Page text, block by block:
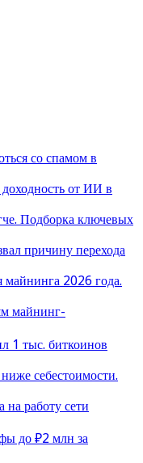
со спамом в
от ИИ в
Подборка ключевых
причину перехода
майнинга 2026 года.
майнинг-
тыс. биткоинов
себестоимости.
работу сети
до ₽2 млн за